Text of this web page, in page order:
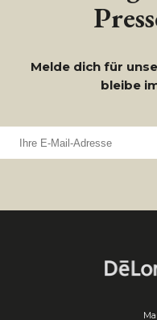
Melde dich für
bleibe